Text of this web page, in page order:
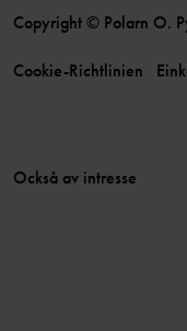
Copyright © Polarn O.
Cookie-Richtlinien
Också av intresse